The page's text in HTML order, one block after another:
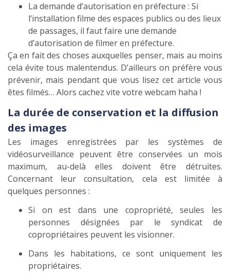
La demande d’autorisation en préfecture : Si
l’installation filme des espaces publics ou des lieux
de passages, il faut faire une demande
d’autorisation de filmer en préfecture.
Ça en fait des choses auxquelles penser, mais au moins
cela évite tous malentendus. D’ailleurs on préfère vous
prévenir, mais pendant que vous lisez cet article vous
êtes filmés… Alors cachez vite votre webcam haha !
La durée de conservation et la diffusion
des images
Les images enregistrées par les systèmes de
vidéosurveillance peuvent être conservées un mois
maximum, au-delà elles doivent être détruites.
Concernant leur consultation, cela est limitée à
quelques personnes :
Si on est dans une copropriété, seules les
personnes désignées par le syndicat de
copropriétaires peuvent les visionner.
Dans les habitations, ce sont uniquement les
propriétaires.